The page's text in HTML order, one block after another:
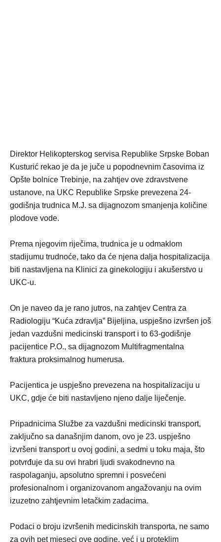
Direktor Helikopterskog servisa Republike Srpske Boban
Kusturić rekao je da je juče u popodnevnim časovima iz
Opšte bolnice Trebinje, na zahtjev ove zdravstvene
ustanove, na UKC Republike Srpske prevezena 24-
godišnja trudnica M.J. sa dijagnozom smanjenja količine
plodove vode.
Prema njegovim riječima, trudnica je u odmaklom
stadijumu trudnoće, tako da će njena dalja hospitalizacija
biti nastavljena na Klinici za ginekologiju i akušerstvo u
UKC-u.
On je naveo da je rano jutros, na zahtjev Centra za
Radiologiju “Kuća zdravlja” Bijeljina, uspješno izvršen još
jedan vazdušni medicinski transport i to 63-godišnje
pacijentice P.O., sa dijagnozom Multifragmentalna
fraktura proksimalnog humerusa.
Pacijentica je uspješno prevezena na hospitalizaciju u
UKC, gdje će biti nastavljeno njeno dalje liječenje.
Pripadnicima Službe za vazdušni medicinski transport,
zaključno sa današnjim danom, ovo je 23. uspješno
izvršeni transport u ovoj godini, a sedmi u toku maja, što
potvrđuje da su ovi hrabri ljudi svakodnevno na
raspolaganju, apsolutno spremni i posvećeni
profesionalnom i organizovanom angažovanju na ovim
izuzetno zahtjevnim letačkim zadacima.
Podaci o broju izvršenih medicinskih transporta, ne samo
za ovih pet mjeseci ove godine, već i u proteklim